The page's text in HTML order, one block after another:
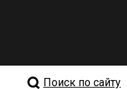
Поиск по сайту